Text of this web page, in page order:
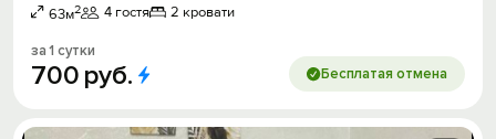
63м2 4 гостя 2 кровати
за 1 сутки
700 руб. Бесплатая отмена